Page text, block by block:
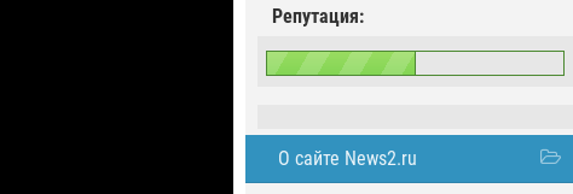
Репутация:
О сайте News2.ru